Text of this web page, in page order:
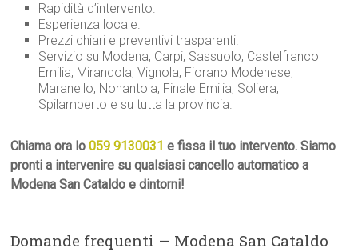
Rapidità d’intervento.
Esperienza locale.
Prezzi chiari e preventivi trasparenti.
Servizio su Modena, Carpi, Sassuolo, Castelfranco
Emilia, Mirandola, Vignola, Fiorano Modenese,
Maranello, Nonantola, Finale Emilia, Soliera,
Spilamberto e su tutta la provincia.
Chiama ora lo059 9130031 e fissa il tuo intervento. Siamo
pronti a intervenire su qualsiasi cancello automatico a
Modena San Cataldo e dintorni!
Domande frequenti — Modena San Cataldo